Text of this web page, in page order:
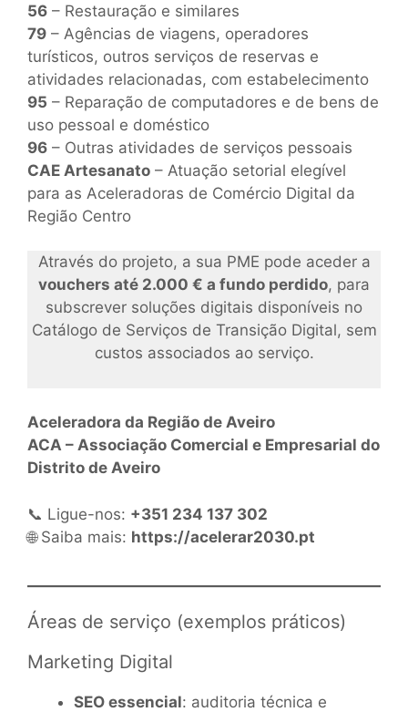
56 – Restauração e similares
79 – Agências de viagens, operadores
turísticos, outros serviços de reservas e
atividades relacionadas, com estabelecimento
95 – Reparação de computadores e de bens de
uso pessoal e doméstico
96 – Outras atividades de serviços pessoais
CAE Artesanato – Atuação setorial elegível
para as Aceleradoras de Comércio Digital da
Região Centro
Através do projeto, a sua PME pode aceder a
vouchers até 2.000 € a fundo perdido, para
subscrever soluções digitais disponíveis no
Catálogo de Serviços de Transição Digital, sem
custos associados ao serviço.
Aceleradora da Região de Aveiro
ACA – Associação Comercial e Empresarial do
Distrito de Aveiro
📞 Ligue-nos: +351 234 137 302
🌐 Saiba mais: https://acelerar2030.pt
Áreas de serviço (exemplos práticos)
Marketing Digital
SEO essencial: auditoria técnica e